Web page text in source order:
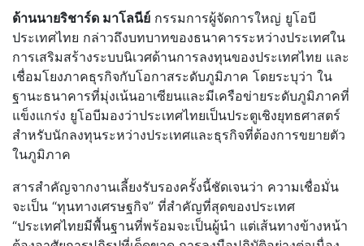
ด้านนายริชาร์ด มาโลนีย์ กรรมการผู้จัดการใหญ่ ยูโอบี
ประเทศไทย กล่าวถึงบทบาทของธนาคารระหว่างประเทศใน
การเสริมสร้างระบบนิเวศด้านการลงทุนของประเทศไทย และ
เชื่อมโยงภาคธุรกิจกับโอกาสระดับภูมิภาค โดยระบุว่า ใน
ฐานะธนาคารที่มุ่งเน้นอาเซียนและมีเครือข่ายระดับภูมิภาคที่
แข็งแกร่ง ยูโอบีมองว่าประเทศไทยเป็นประตูเชิงยุทธศาสตร์
สำหรับนักลงทุนระหว่างประเทศและธุรกิจที่ต้องการขยายตัว
ในภูมิภาค
สารสำคัญจากงานเลี้ยงรับรองครั้งนี้ชัดเจนว่า ความเชื่อมั่น
จะเป็น “ทุนทางเศรษฐกิจ” ที่สำคัญที่สุดของประเทศ
“ประเทศไทยมีพื้นฐานที่พร้อมจะเป็นผู้นำ แต่เส้นทางข้างหน้า